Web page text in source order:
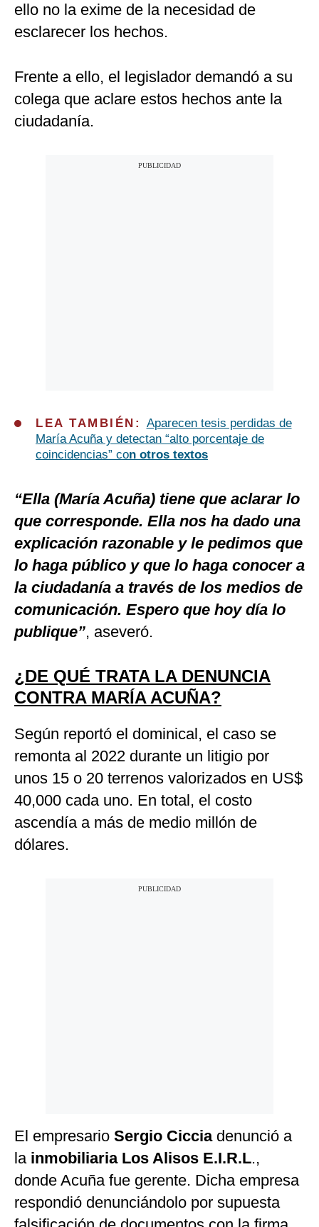
ello no la exime de la necesidad de
esclarecer los hechos.
Frente a ello, el legislador demandó a su
colega que aclare estos hechos ante la
ciudadanía.
LEA TAMBIÉN: Aparecen tesis perdidas de
María Acuña y detectan “alto porcentaje de
coincidencias” con otros textos
“Ella (María Acuña) tiene que aclarar lo
que corresponde. Ella nos ha dado una
explicación razonable y le pedimos que
lo haga público y que lo haga conocer a
la ciudadanía a través de los medios de
comunicación. Espero que hoy día lo
publique”, aseveró.
¿DE QUÉ TRATA LA DENUNCIA
CONTRA MARÍA ACUÑA?
Según reportó el dominical, el caso se
remonta al 2022 durante un litigio por
unos 15 o 20 terrenos valorizados en US$
40,000 cada uno. En total, el costo
ascendía a más de medio millón de
dólares.
El empresario Sergio Cicciadenunció a
la inmobiliaria Los Alisos E.I.R.L.,
donde Acuña fue gerente. Dicha empresa
respondió denunciándolo por supuesta